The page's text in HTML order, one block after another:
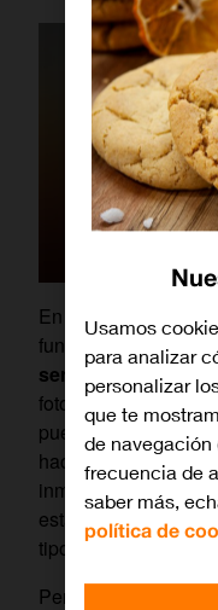
En 2017, Twitter e
funcionalidad:
sensible
bajo el
foto incluye
pueden encontrar
hacer clic en la
inmediatamente
estas reglas
fueron
tipologías de
Pero, como
Usamos
para analizar
personalizar
que te
de navegación
frecuencia de
saber más,
política de